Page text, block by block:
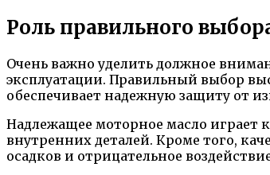
Роль правильного
Очень важно уделить должное
эксплуатации. Правильный выбор
обеспечивает надежную защиту от
Надлежащее моторное масло играет
внутренних деталей. Кроме того,
осадков и отрицательное